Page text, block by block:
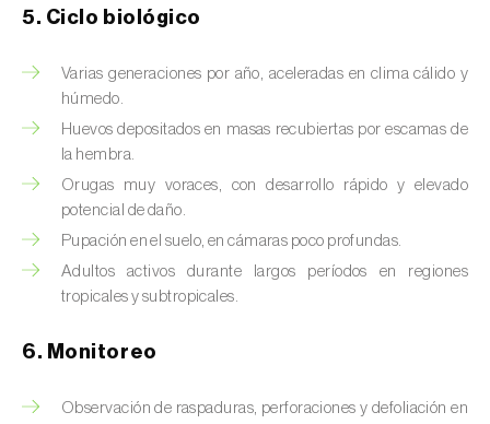
Chinche de los eucalyptus (
Chinche del sur (
Chinche del tomate ( Nesidiocoris tenuis)
Chinche europea de las semillas
Metopoplax ditomoides
Chinche harinosa de la vid (Planococcus
ficus)
Chinche marrón marmolada (
halys)
Chinche roja (Pyrrhocoris apterus)
5. Ciclo biológico
Varias generaciones por año, aceleradas en clima cálido y
húmedo.
Huevos depositados en masas recubiertas por escamas de
la hembra.
Orugas muy voraces, con desarrollo rápido y elevado
potencial de daño.
Pupación en el suelo, en cámaras poco profundas.
Adultos activos durante largos períodos en regiones
tropicales y subtropicales.
6. Monitoreo
Observación de raspaduras, perforaciones y defoliación en